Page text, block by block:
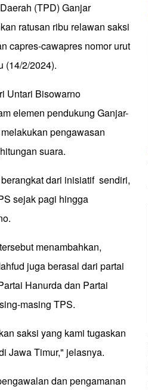
(TPD) Ganjar
ratusan ribu relawan saksi
capres-cawapres nomor urut
(14/2/2024).
Untari Bisowarno
elemen pendukung Ganjar-
pengawasan
suara.
dari inisiatif sendiri,
sejak pagi hingga
menambahkan,
juga berasal dari partai
Hanurda dan Partai
masing TPS.
saksi yang kami tugaskan
Jawa Timur," jelasnya.
dan pengamanan